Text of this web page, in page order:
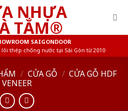
SAIGONDOOR
thép chống nước tại Sài Gòn từ 2010
/ CỬA GỖ / CỬA GỖ HDF
VENEER